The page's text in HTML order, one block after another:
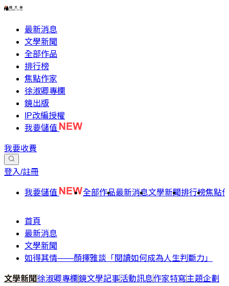
最新消息
文學新聞
全部作品
排行榜
焦點作家
徐淑卿專欄
鏡出版
IP改編授權
我要儲值
我要收費
登入/註冊
我要儲值 全部作品最新消息文學新聞排行榜焦點
首頁
最新消息
文學新聞
如得其情——顏擇雅談「閱讀如何成為人生判斷力」
文學新聞 徐淑卿專欄鏡文學記事活動訊息作家特寫主題企劃